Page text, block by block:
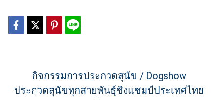
กิจกรรมการประกวดสุนัข / Dogshow
ประกวดสุนัขทุกสายพันธุ์ชิงแชมป์ประเทศไทย